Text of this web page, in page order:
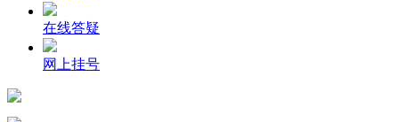
在线答疑
网上挂号